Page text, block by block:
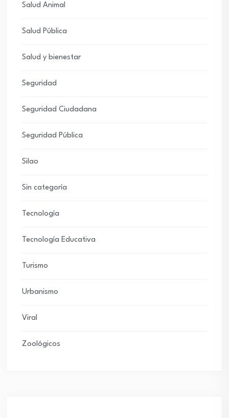
Salud Animal
Salud Pública
Salud y bienestar
Seguridad
Seguridad Ciudadana
Seguridad Pública
Silao
Sin categoría
Tecnología
Tecnología Educativa
Turismo
Urbanismo
Viral
Zoológicos